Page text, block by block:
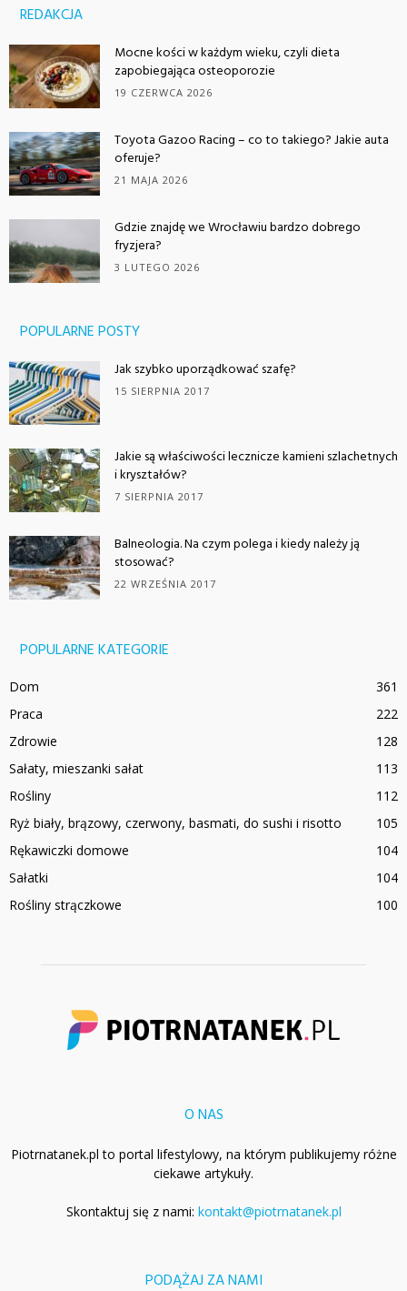
REDAKCJA
Mocne kości w każdym wieku, czyli dieta
zapobiegająca osteoporozie
19 CZERWCA 2026
Toyota Gazoo Racing – co to takiego? Jakie auta
oferuje?
21 MAJA 2026
Gdzie znajdę we Wrocławiu bardzo dobrego
fryzjera?
3 LUTEGO 2026
POPULARNE POSTY
Jak szybko uporządkować szafę?
15 SIERPNIA 2017
Jakie są właściwości lecznicze kamieni szlachetnych
i kryształów?
7 SIERPNIA 2017
Balneologia. Na czym polega i kiedy należy ją
stosować?
22 WRZEŚNIA 2017
POPULARNE KATEGORIE
Dom
361
Praca
222
Zdrowie
128
Sałaty, mieszanki sałat
113
Rośliny
112
Ryż biały, brązowy, czerwony, basmati, do sushi i risotto
105
Rękawiczki domowe
104
Sałatki
104
Rośliny strączkowe
100
O NAS
Piotrnatanek.pl to portal lifestylowy, na którym publikujemy różne
ciekawe artykuły.
Skontaktuj się z nami: kontakt@piotrnatanek.pl
PODĄŻAJ ZA NAMI